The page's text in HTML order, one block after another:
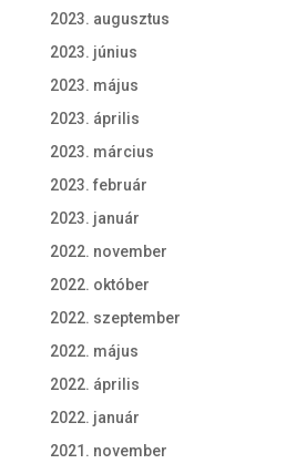
2023. augusztus
2023. június
2023. május
2023. április
2023. március
2023. február
2023. január
2022. november
2022. október
2022. szeptember
2022. május
2022. április
2022. január
2021. november